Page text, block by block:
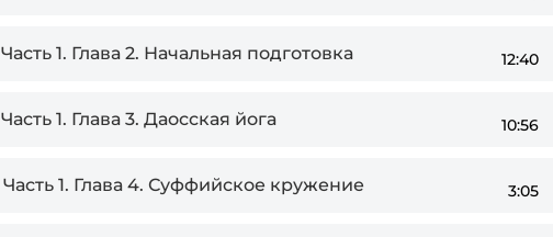
Часть 1. Глава 2. Начальная подготовка 12:40
Часть 1. Глава 3. Даосская йога 10:56
Часть 1. Глава 4. Суффийское кружение 3:05